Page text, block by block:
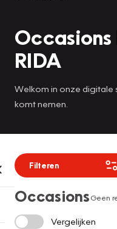
RIDA
Welkom in onze digitale
komt nemen.
Filteren
OccasionsGeen
Vergelijken